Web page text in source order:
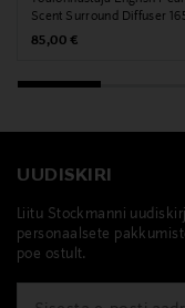
Scent Surround Diffuser
Original Price
85,00 €
UUDISKIRI
Liitu Stockmanni
personaalsete
poe ostult.